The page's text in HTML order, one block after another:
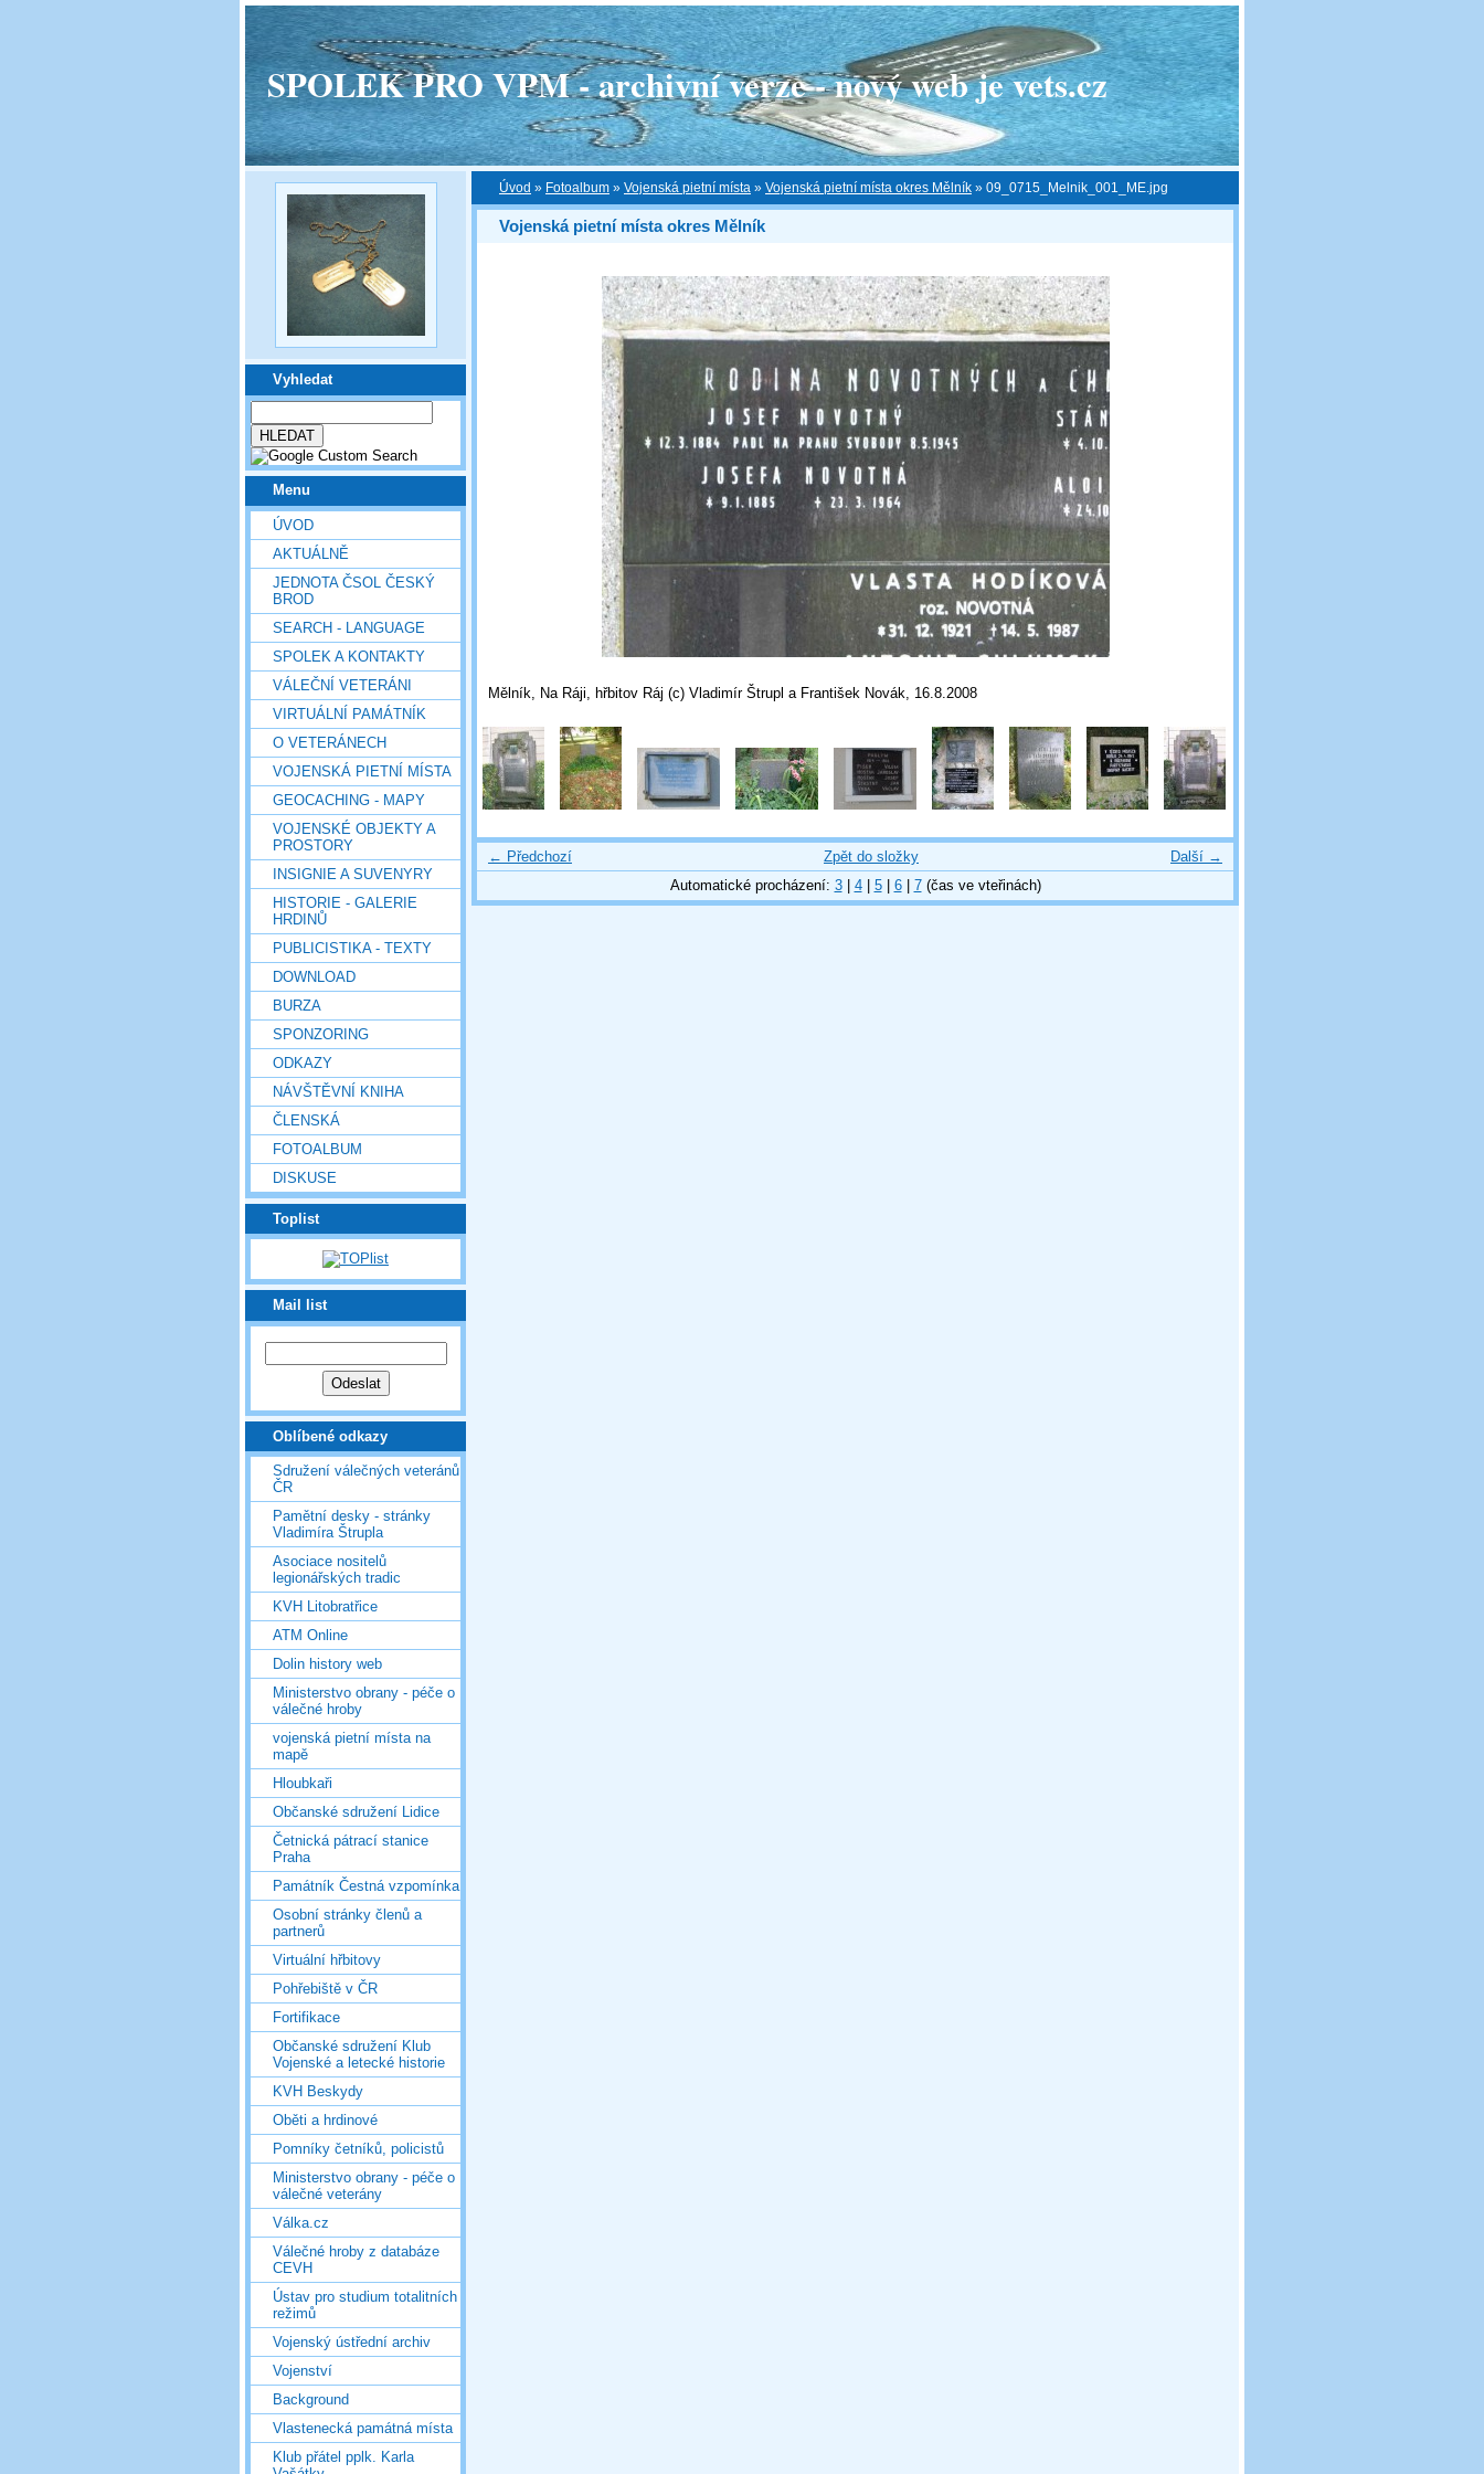
SPOLEK PRO VPM - archivní verze - nový web je vets.cz
Vyhledat
Menu
ÚVOD
AKTUÁLNĚ
JEDNOTA ČSOL ČESKÝ
BROD
SEARCH - LANGUAGE
SPOLEK A KONTAKTY
VÁLEČNÍ VETERÁNI
VIRTUÁLNÍ PAMÁTNÍK
O VETERÁNECH
VOJENSKÁ PIETNÍ MÍSTA
GEOCACHING - MAPY
VOJENSKÉ OBJEKTY A
PROSTORY
INSIGNIE A SUVENYRY
HISTORIE - GALERIE
HRDINŮ
PUBLICISTIKA - TEXTY
DOWNLOAD
BURZA
SPONZORING
ODKAZY
NÁVŠTĚVNÍ KNIHA
ČLENSKÁ
FOTOALBUM
DISKUSE
Toplist
Mail list
Oblíbené odkazy
Sdružení válečných veteránů
ČR
Pamětní desky - stránky
Vladimíra Štrupla
Asociace nositelů
legionářských tradic
KVH Litobratřice
ATM Online
Dolin history web
Ministerstvo obrany - péče o
válečné hroby
vojenská pietní místa na
mapě
Hloubkaři
Občanské sdružení Lidice
Četnická pátrací stanice
Praha
Památník Čestná vzpomínka
Osobní stránky členů a
partnerů
Virtuální hřbitovy
Pohřebiště v ČR
Fortifikace
Občanské sdružení Klub
Vojenské a letecké historie
KVH Beskydy
Oběti a hrdinové
Pomníky četníků, policistů
Ministerstvo obrany - péče o
válečné veterány
Válka.cz
Válečné hroby z databáze
CEVH
Ústav pro studium totalitních
režimů
Vojenský ústřední archiv
Vojenství
Background
Vlastenecká památná místa
Klub přátel pplk. Karla
Úvod » Fotoalbum » Vojenská pietní místa » Vojenská pietní místa okres Mělník » 09_0715_Melnik_001_ME.jpg
Vojenská pietní místa okres Mělník
Mělník, Na Ráji, hřbitov Ráj (c) Vladimír Štrupl a František Novák, 16.8.2008
← Předchozí Další →
Zpět do složky
Automatické procházení: 3| 4| 5| 6| 7(čas ve vteřinách)